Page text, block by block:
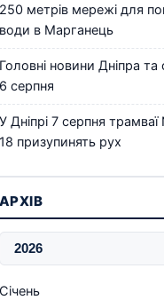
250 метрів мережі для
води в Марганець
Головні новини Дніпра та
6 серпня
У Дніпрі 7 серпня
18 призупинять рух
АРХІВ
Січень